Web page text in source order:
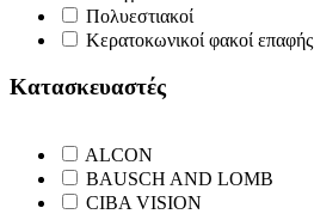
Πολυεστιακοί
Κερατοκωνικοί φακοί επαφής
Κατασκευαστές
ALCON
BAUSCH AND LOMB
CIBA VISION